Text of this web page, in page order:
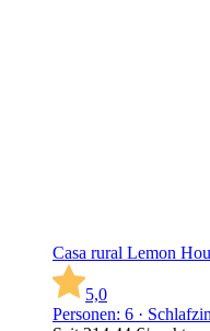
Casa rural Lemon
5,0
Personen: 6 ·